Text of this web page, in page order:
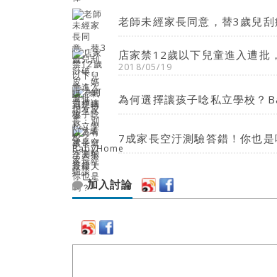
老師未經家長同意，替3歲兒
店家禁12歲以下兒童進入遭批
2018/05/19
為何選擇讓孩子唸私立學校？
7成家長空汙測驗答錯！你也是
加入討論